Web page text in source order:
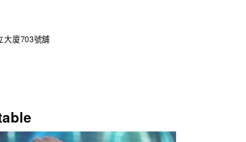
大廈703號舖